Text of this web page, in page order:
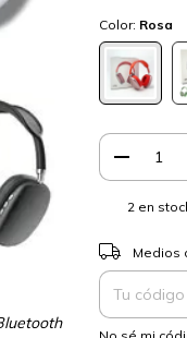
Color: Rosa
2en
EntregasMedios